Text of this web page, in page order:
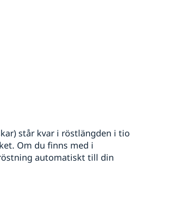
står kvar i röstlängden i tio
Om du finns med i
automatiskt till din